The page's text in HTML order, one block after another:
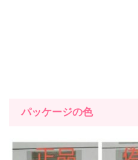
パッケージの色